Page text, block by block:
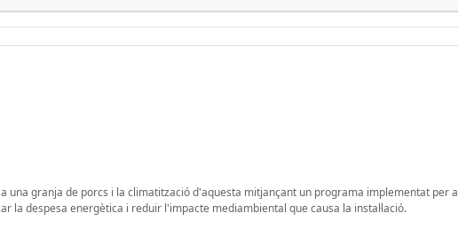
una granja de porcs i la climatització d'aquesta mitjançant un programa implementat per a
la despesa energètica i reduir l'impacte mediambiental que causa la instal·lació.